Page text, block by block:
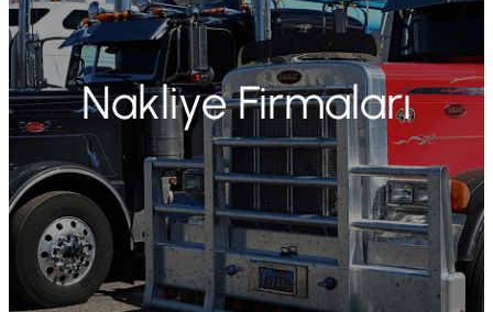
Nakliye Firmaları